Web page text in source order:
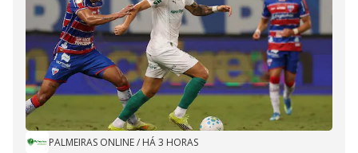
PALMEIRAS ONLINE/ HÁ 3 HORAS